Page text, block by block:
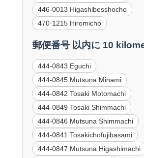
446-0013 Higashibesshocho
470-1215 Hiromicho
郵便番号 以内に 10
444-0843 Eguchi
444-0845 Mutsuna Minami
444-0842 Tosaki Motomachi
444-0849 Tosaki Shimmachi
444-0846 Mutsuna Shimmachi
444-0841 Tosakichofujibasami
444-0847 Mutsuna Higashimachi